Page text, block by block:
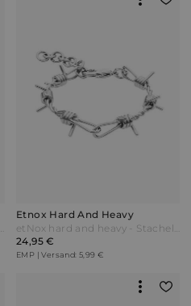
Rammstein - Rammstein Logo - Armband - schwarz
Etnox Hard And Heavy
etNox hard and heavy - Stacheldraht - Armband - multicolor Bunt
24,95 €
EMP | Versand: 5,99 €